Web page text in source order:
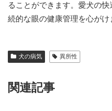
ることができます。愛犬の
続的な眼の健康管理を心がけ
犬の病気 異所性
関連記事